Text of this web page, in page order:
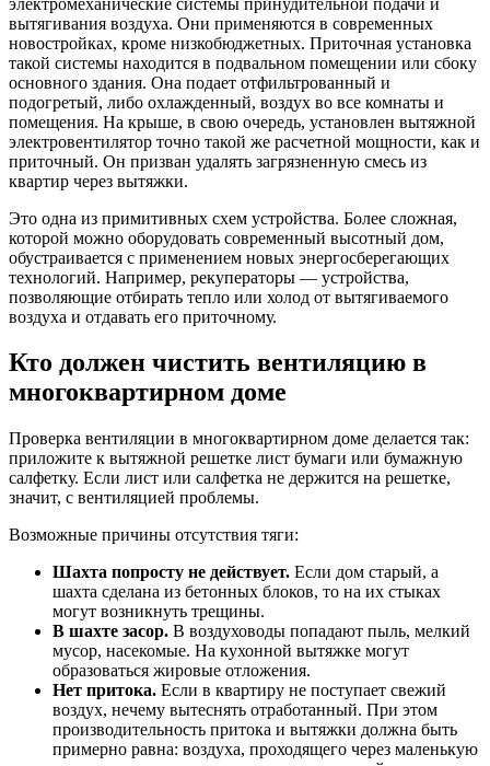
вытягивания воздуха. Они применяются в современных
новостройках, кроме низкобюджетных. Приточная установка
такой системы находится в подвальном помещении или сбоку
основного здания. Она подает отфильтрованный и
подогретый, либо охлажденный, воздух во все комнаты и
помещения. На крыше, в свою очередь, установлен вытяжной
электровентилятор точно такой же расчетной мощности, как и
приточный. Он призван удалять загрязненную смесь из
квартир через вытяжки.
Это одна из примитивных схем устройства. Более сложная,
которой можно оборудовать современный высотный дом,
обустраивается с применением новых энергосберегающих
технологий. Например, рекуператоры — устройства,
позволяющие отбирать тепло или холод от вытягиваемого
воздуха и отдавать его приточному.
Кто должен чистить вентиляцию в
многоквартирном доме
Проверка вентиляции в многоквартирном доме делается так:
приложите к вытяжной решетке лист бумаги или бумажную
салфетку. Если лист или салфетка не держится на решетке,
значит, с вентиляцией проблемы.
Возможные причины отсутствия тяги:
Шахта попросту не действует. Если дом старый, а
шахта сделана из бетонных блоков, то на их стыках
могут возникнуть трещины.
В шахте засор. В воздуховоды попадают пыль, мелкий
мусор, насекомые. На кухонной вытяжке могут
образоваться жировые отложения.
Нет притока. Если в квартиру не поступает свежий
воздух, нечему вытеснять отработанный. При этом
производительность притока и вытяжки должна быть
примерно равна: воздуха, проходящего через маленькую